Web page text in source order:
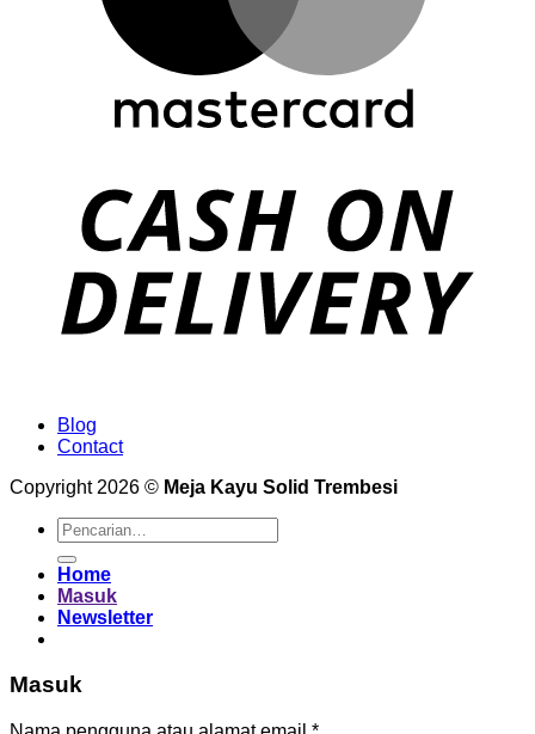
Blog
Contact
Copyright 2026 © Meja Kayu Solid Trembesi
Pencarian
untuk:
Home
Masuk
Newsletter
Masuk